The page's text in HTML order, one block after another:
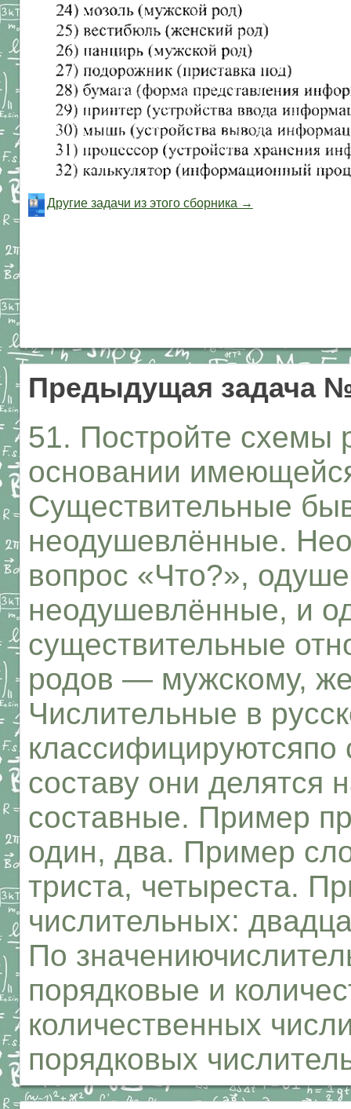
Другие задачи из этого сборника →
Предыдущая задача
51. Постройте схемы
основании
Существительные
неодушевлённые.
вопрос «Что?»,
неодушевлённые, и
существительные
родов — мужскому,
Числительные в
классифицируютсяпо
составу они делятся
составные. Пример
один, два. Пример
триста, четыреста.
числительных:
По
порядковые и
количественных
порядковых